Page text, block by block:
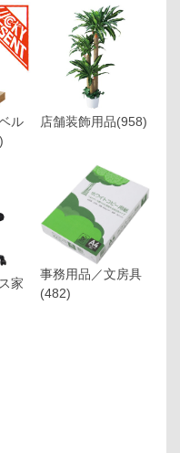
ル
店舗装飾用品(958)
家
事務用品／文房具
(482)